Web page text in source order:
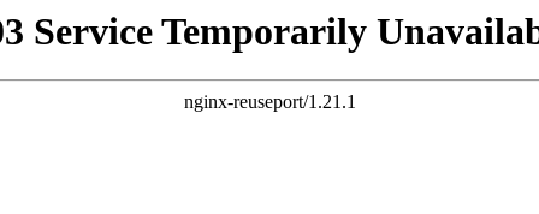
Service Temporarily
nginx-reuseport/1.21.1